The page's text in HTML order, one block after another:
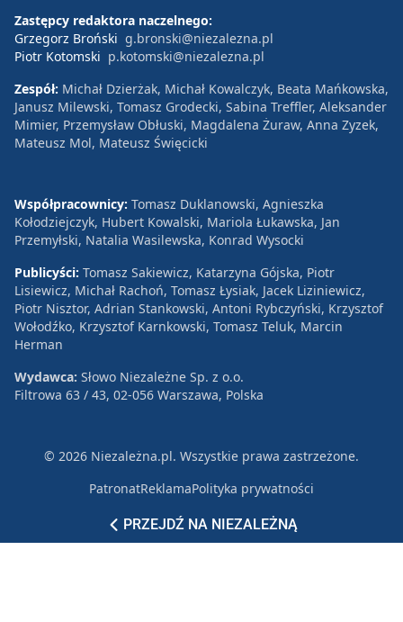
PRZEJDŹ NA NIEZALEŻNĄ
Zastępcy redaktora naczelnego:
Grzegorz Broński g.bronski@niezalezna.pl
Piotr Kotomski p.kotomski@niezalezna.pl
Zespół: Michał Dzierżak, Michał Kowalczyk, Beata Mańkowska,
Janusz Milewski, Tomasz Grodecki, Sabina Treffler, Aleksander
Mimier, Przemysław Obłuski, Magdalena Żuraw, Anna Zyzek,
Mateusz Mol, Mateusz Święcicki
Współpracownicy: Tomasz Duklanowski, Agnieszka
Kołodziejczyk, Hubert Kowalski, Mariola Łukawska, Jan
Przemyłski, Natalia Wasilewska, Konrad Wysocki
Publicyści: Tomasz Sakiewicz, Katarzyna Gójska, Piotr
Lisiewicz, Michał Rachoń, Tomasz Łysiak, Jacek Liziniewicz,
Piotr Nisztor, Adrian Stankowski, Antoni Rybczyński, Krzysztof
Wołodźko, Krzysztof Karnkowski, Tomasz Teluk, Marcin
Herman
Wydawca: Słowo Niezależne Sp. z o.o.
Filtrowa 63 / 43, 02-056 Warszawa, Polska
© 2026 Niezależna.pl. Wszystkie prawa zastrzeżone.
PatronatReklamaPolityka prywatności